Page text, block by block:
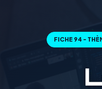
FICHE 94 -